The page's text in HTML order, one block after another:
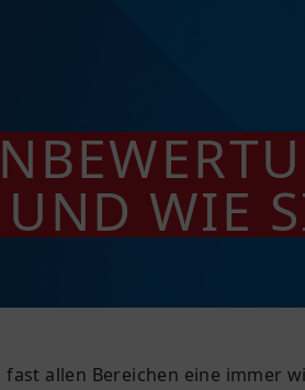
WIE
allen Bereichen eine immer